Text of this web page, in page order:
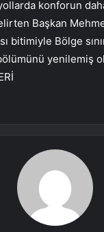
konforun
Başkan
bitimiyle Bölge
yenilemiş